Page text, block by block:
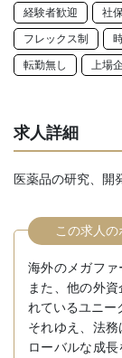
経験者歓迎 社
フレックス制
転勤無し 上場
求人詳細
医薬品の研究、開
この求人の
海外のメガファ
また、他の外
れているユニー
それゆえ、法
ローバルな成